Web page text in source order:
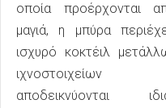
οποία προέρχονται
μαγιά, η μπύρα
ισχυρό κοκτέιλ
ιχνοστοιχείων
αποδεικνύονται